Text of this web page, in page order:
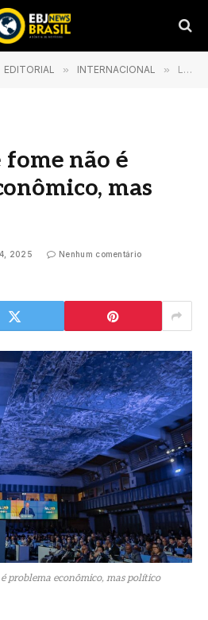
EDITORIAL » INTERNACIONAL » Lula diz que fome não é problema econômico, mas político
não é
mas
2025 Nenhum comentário
problema econômico, mas político